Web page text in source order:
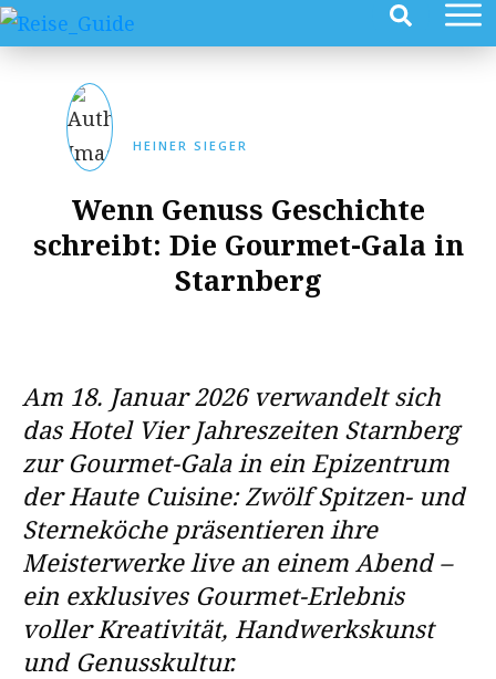
HEINER SIEGER
Wenn Genuss Geschichte
schreibt: Die Gourmet-Gala in
Starnberg
Am 18. Januar 2026 verwandelt sich
das Hotel Vier Jahreszeiten Starnberg
zur Gourmet-Gala in ein Epizentrum
der Haute Cuisine: Zwölf Spitzen- und
Sterneköche präsentieren ihre
Meisterwerke live an einem Abend –
ein exklusives Gourmet-Erlebnis
voller Kreativität, Handwerkskunst
und Genusskultur.